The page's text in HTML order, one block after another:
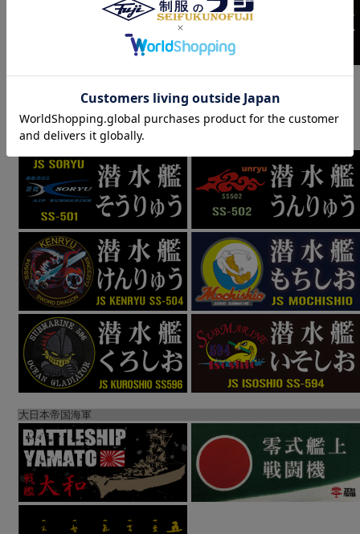
大日本帝国海軍